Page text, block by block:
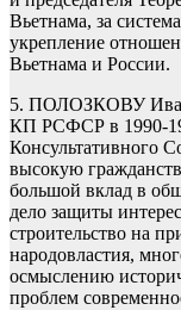
Вьетнама, за
укрепление
Вьетнама и России.
5. ПОЛОЗКОВУ
КП РСФСР в 1990-
Консультативного
высокую
большой вклад в
дело защиты
строительство на
народовластия,
осмыслению
проблем